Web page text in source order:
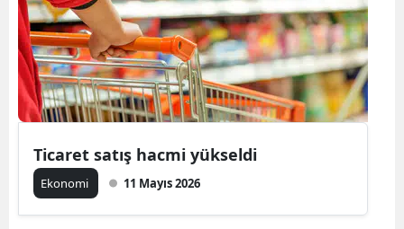
Burdur
Bursa
Çanakkale
Çankırı
Ticaret satış hacmi yükseldi
Ekonomi 11 Mayıs 2026